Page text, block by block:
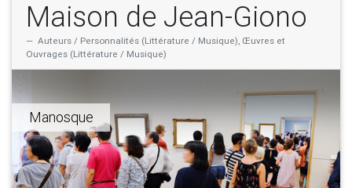
Maison de Jean-Giono
Auteurs / Personnalités (Littérature / Musique), Œuvres et
Ouvrages (Littérature / Musique)
Manosque